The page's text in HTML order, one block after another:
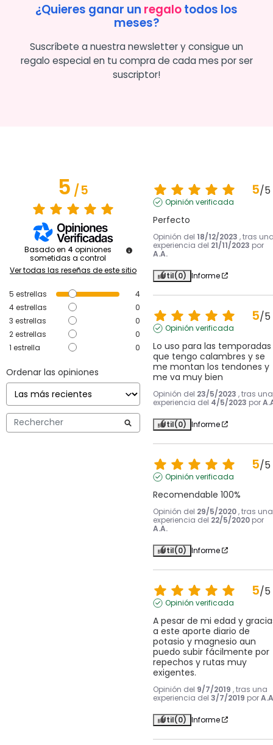
¿Quieres ganar un regalotodos los
meses?
Suscríbete a nuestra newsletter y consigue un
regalo especial en tu compra de cada mes por ser
suscriptor!
5/5
Basado en 4 opiniones
sometidas a control
Ver todas las reseñas de este sitio
5 estrellas
4
4estrellas
0
3 estrellas
0
2estrellas
0
1 estrella 0
Ordenar las opiniones
5/5
Opinión verificada
Perfecto
Opinión del 18/12/2023 , tras
experiencia del 21/11/2023 por
A.A.
Útil(0) Informe
5/5
Opinión verificada
Lo uso para las temporadas
que tengo calambres y se
me montan los tendones y
me va muy bien
Opinión del 23/5/2023 , tras una
experiencia del 4/5/2023 por
Útil(0) Informe
5/5
Opinión verificada
Recomendable 100%
Opinión del 29/5/2020 , tras una
experiencia del 22/5/2020 por
A.A.
Útil(0) Informe
5/5
Opinión verificada
A pesar de mi edad y
a este aporte diario de
potasio y magnesio aun
puedo subir fácilmente por
repechos y rutas muy
exigentes.
Opinión del 9/7/2019 , tras una
experiencia del 3/7/2019 por
Útil(0) Informe